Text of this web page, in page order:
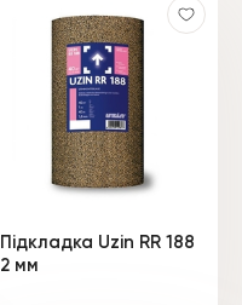
Підкладка Uzin RR 188
2 мм